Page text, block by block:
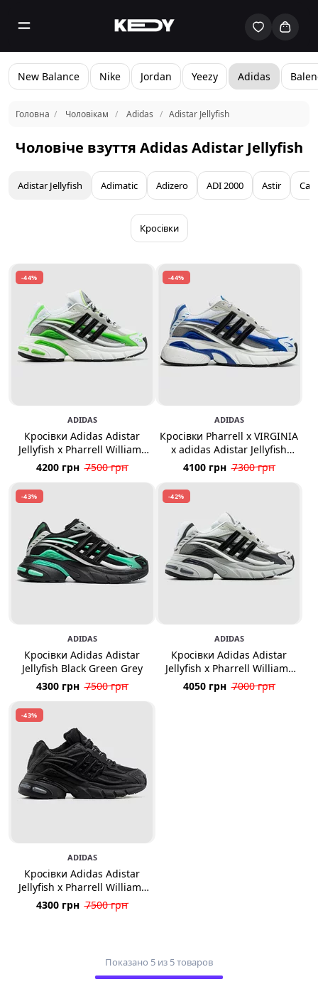
New Balance Nike Jordan Yeezy Adidas
Головна Чоловікам Adidas Adistar Jellyfish
Чоловіче взуття Adidas Adistar Jellyfish
Adistar Jellyfish Adimatic Adizero ADI 2000 Astir
Кросівки
-44%
ADIDAS
Кросівки Adidas Adistar
Jellyfish x Pharrell Williams
White Grey Green
4200 грн 7500 грн
-44%
ADIDAS
Кросівки Pharrell x VIRGINIA
x adidas Adistar Jellyfish
Royal Blue
4100 грн 7300 грн
-43%
ADIDAS
Кросівки Adidas Adistar
Jellyfish Black Green Grey
4300 грн 7500 грн
-42%
ADIDAS
Кросівки Adidas Adistar
Jellyfish x Pharrell Williams
White Grey Black
4050 грн 7000 грн
-43%
ADIDAS
Кросівки Adidas Adistar
Jellyfish x Pharrell Williams
Black
4300 грн 7500 грн
Показано 5 из 5 товаров